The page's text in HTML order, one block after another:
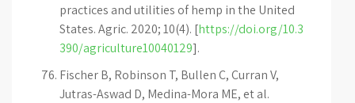
practices and utilities of hemp in the United
States. Agric. 2020; 10(4). [https://doi.org/10.3
390/agriculture10040129].
Fischer B, Robinson T, Bullen C, Curran V,
Jutras-Aswad D, Medina-Mora ME, et al.